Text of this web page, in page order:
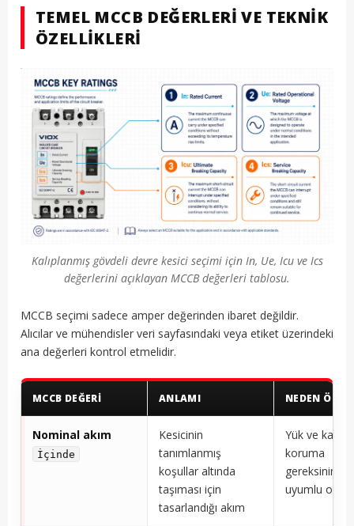
TEMEL MCCB DEĞERLERI VE TEKNIK
ÖZELLIKLERI
Kalıplanmış gövdeli devre kesici seçimi için In, Ue, Icu ve Ics
değerlerini açıklayan MCCB değerleri tablosu.
MCCB seçimi sadece amper değerinden ibaret değildir.
Alıcılar ve mühendisler veri sayfasındaki veya etiket üzerindeki
ana değerleri kontrol etmelidir.
MCCB DEĞERI ANLAMI NEDEN
Nominal akım
İçinde
Kesicinin
tanımlanmış
koşullar altında
taşıması için
tasarlandığı akım
Yük ve kablo
koruma
uyumlu